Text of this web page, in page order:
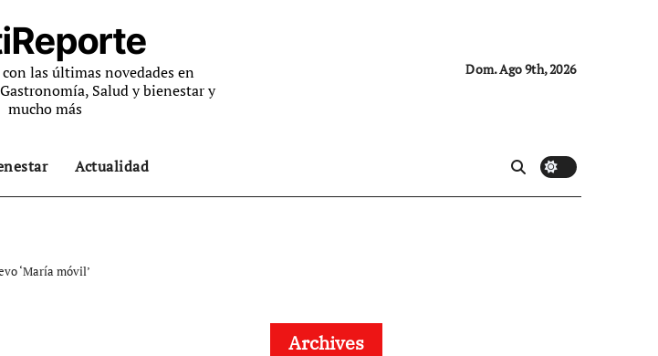
las últimas novedades en
Salud y bienestar y
mucho más
Dom. Ago 9th, 2026
Actualidad
‘María móvil’
Archives